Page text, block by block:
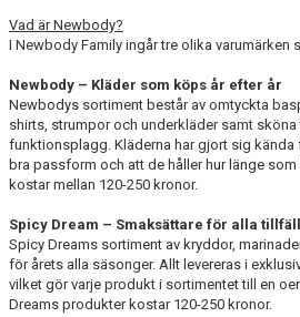
Vad är Newbody?
I Newbody Family ingår tre olika varumärken
Newbody – Kläder som köps år efter år
Newbodys sortiment består av omtyckta
shirts, strumpor och underkläder samt
funktionsplagg. Kläderna har gjort sig
bra passform och att de håller hur länge
kostar mellan 120-250 kronor.
Spicy Dream – Smaksättare för alla
Spicy Dreams sortiment av kryddor,
för årets alla säsonger. Allt levereras i
vilket gör varje produkt i sortimentet till en
Dreams produkter kostar 120-250 kronor.